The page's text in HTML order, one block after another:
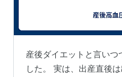
産後ダイエットと言いつ
した。 実は、出産直後